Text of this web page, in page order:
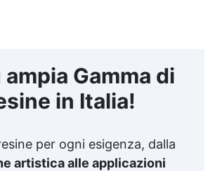
ampia Gamma di
in Italia!
per ogni esigenza, dalla
artistica alle applicazioni